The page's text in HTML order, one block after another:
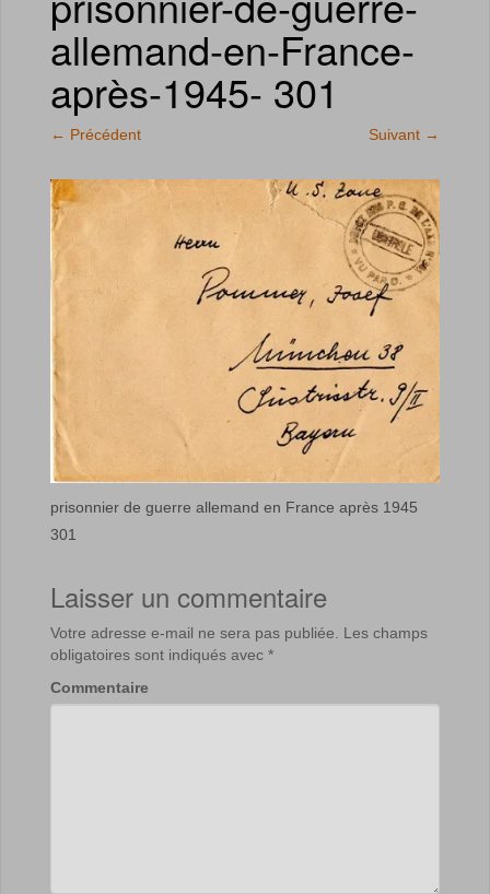
allemand-en-France-
après-1945- 301
← Précédent Suivant →
prisonnier de guerre allemand en France après 1945
301
Laisser un commentaire
Votre adresse e-mail ne sera pas publiée.
Les champs
obligatoires sont indiqués avec *
Commentaire